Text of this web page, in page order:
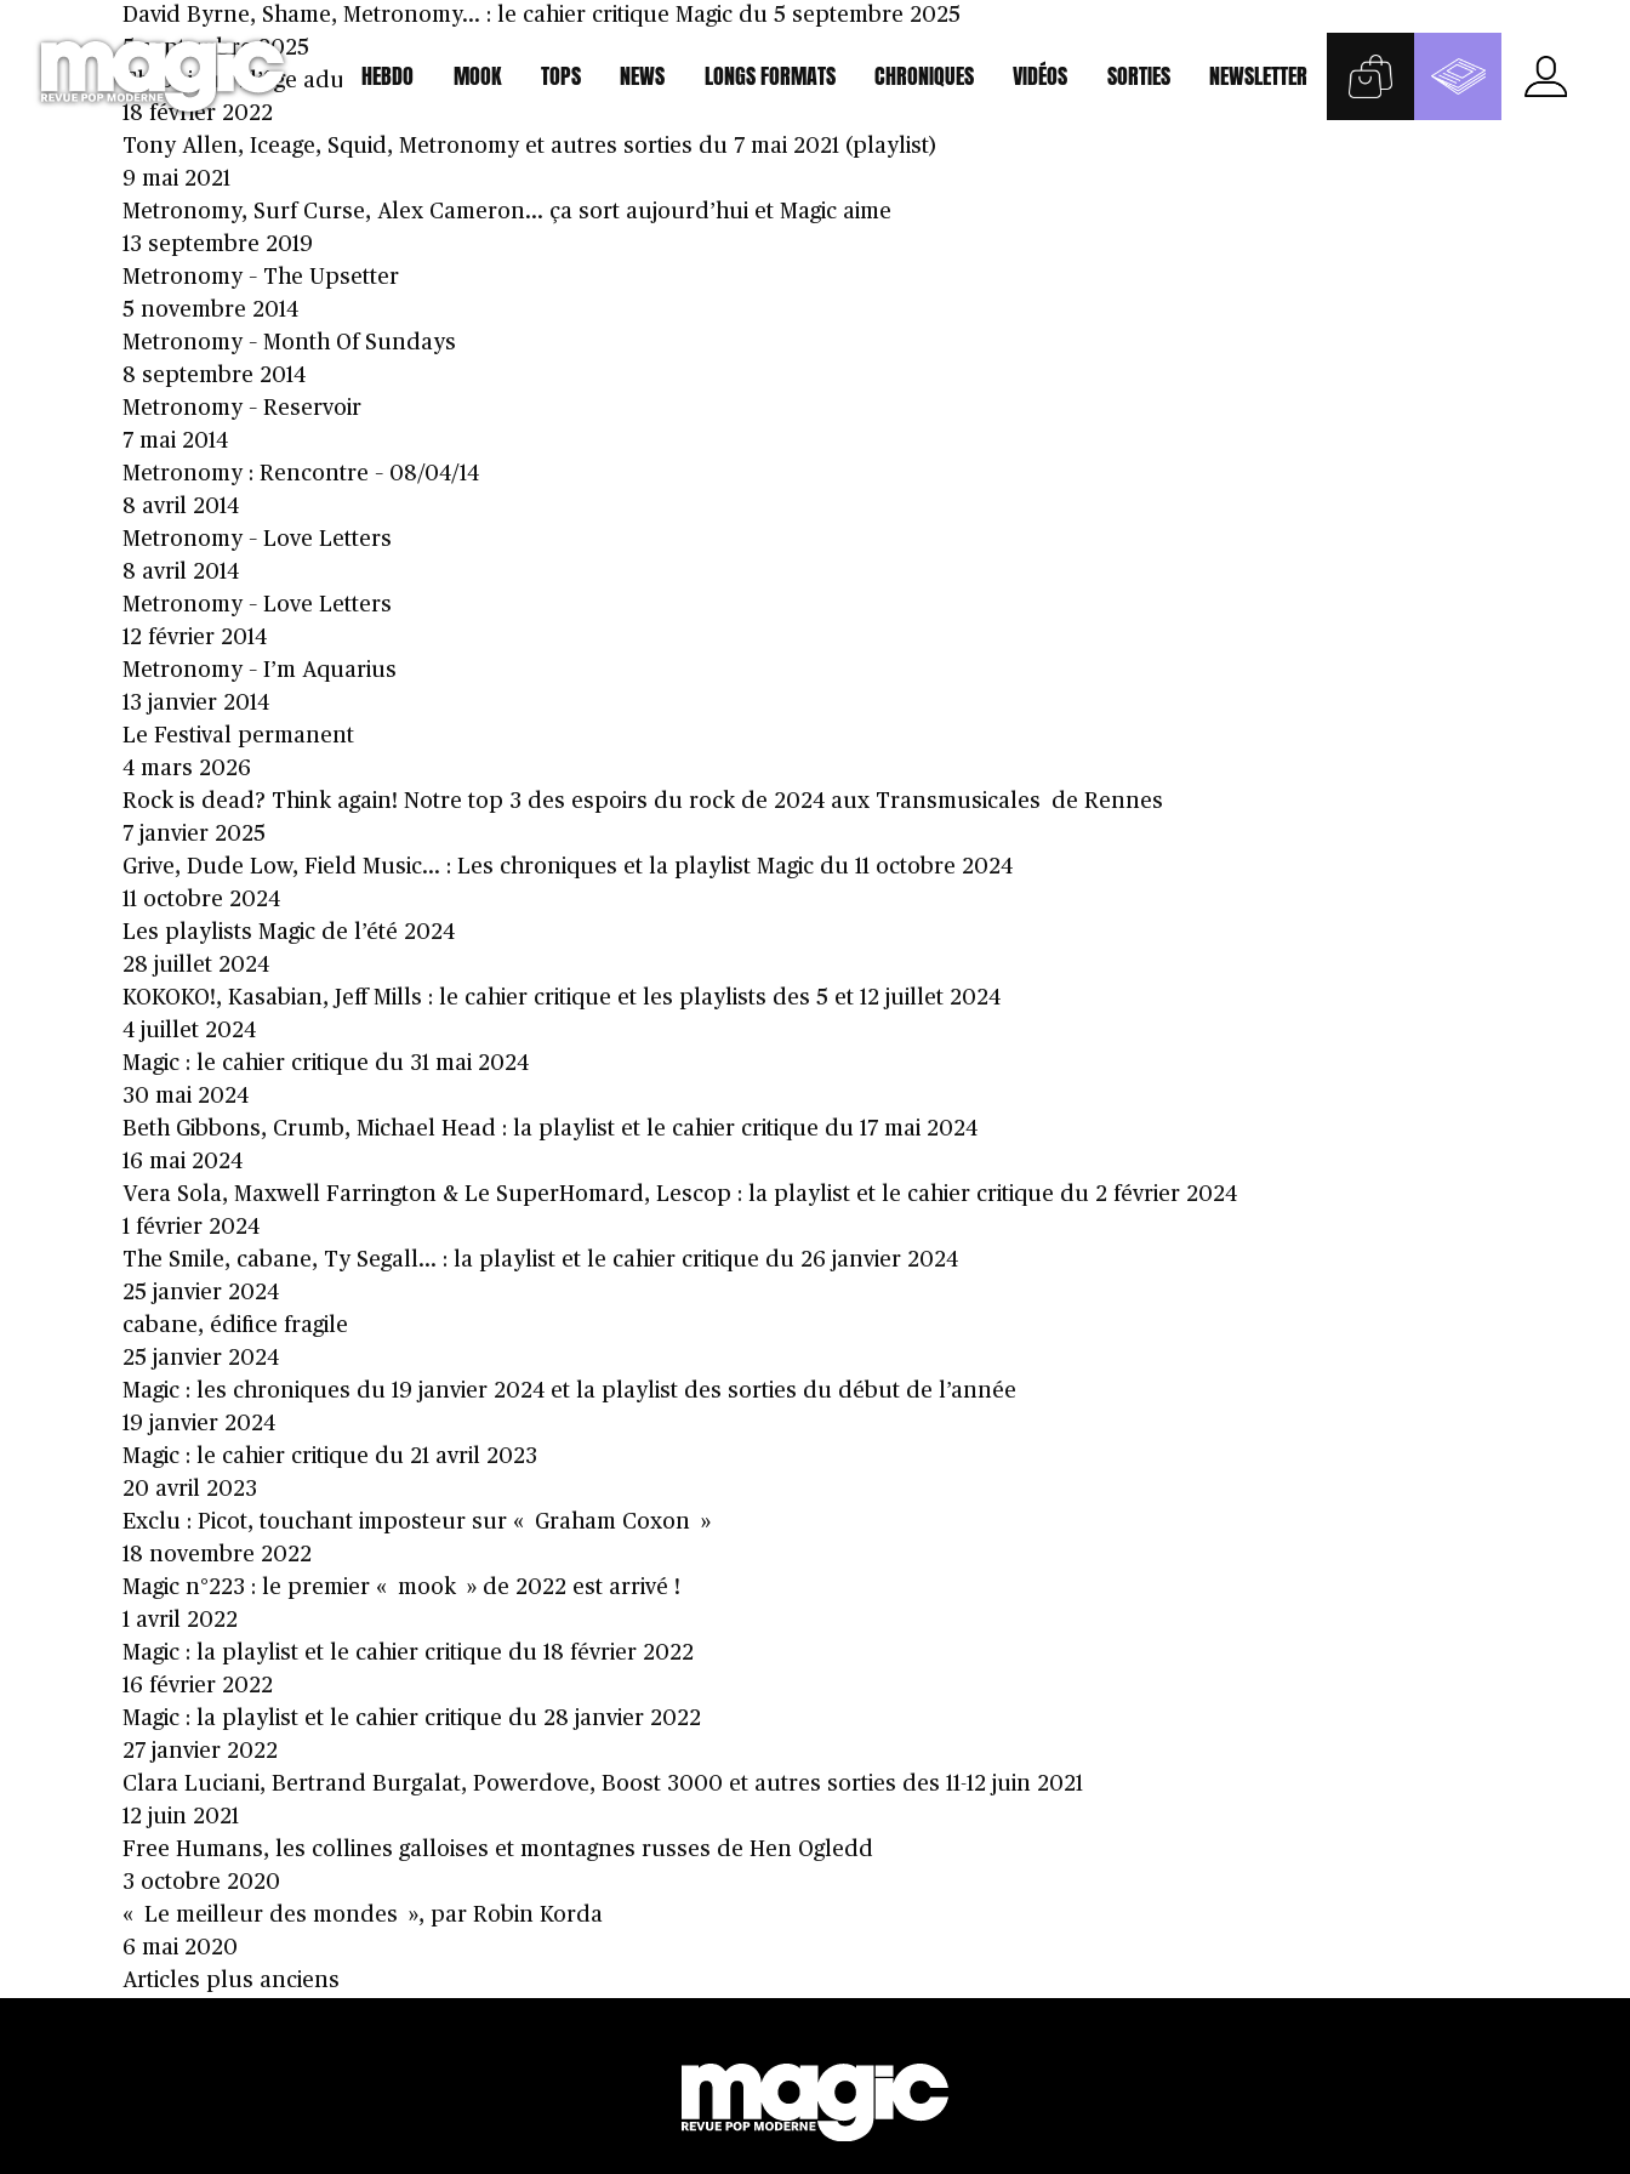
HEBDO MOOK TOPS NEWS LONGS FORMATS CHRONIQUES VIDÉOS SORTIES NEWSLETTER
David Byrne, Shame, Metronomy… : le cahier critique Magic du 5 septembre 2025
5 septembre 2025
Chronique : l’âge adulte de Metronomy
18 février 2022
Tony Allen, Iceage, Squid, Metronomy et autres sorties du 7 mai 2021 (playlist)
9 mai 2021
Metronomy, Surf Curse, Alex Cameron… ça sort aujourd’hui et Magic aime
13 septembre 2019
Metronomy – The Upsetter
5 novembre 2014
Metronomy – Month Of Sundays
8 septembre 2014
Metronomy – Reservoir
7 mai 2014
Metronomy : Rencontre – 08/04/14
8 avril 2014
Metronomy – Love Letters
8 avril 2014
Metronomy – Love Letters
12 février 2014
Metronomy – I’m Aquarius
13 janvier 2014
Le Festival permanent
4 mars 2026
Rock is dead? Think again! Notre top 3 des espoirs du rock de 2024 aux Transmusicales de Rennes
7 janvier 2025
Grive, Dude Low, Field Music… : Les chroniques et la playlist Magic du 11 octobre 2024
11 octobre 2024
Les playlists Magic de l’été 2024
28 juillet 2024
KOKOKO!, Kasabian, Jeff Mills : le cahier critique et les playlists des 5 et 12 juillet 2024
4 juillet 2024
Magic : le cahier critique du 31 mai 2024
30 mai 2024
Beth Gibbons, Crumb, Michael Head : la playlist et le cahier critique du 17 mai 2024
16 mai 2024
Vera Sola, Maxwell Farrington & Le SuperHomard, Lescop : la playlist et le cahier critique du 2 février 2024
1 février 2024
The Smile, cabane, Ty Segall… : la playlist et le cahier critique du 26 janvier 2024
25 janvier 2024
cabane, édifice fragile
25 janvier 2024
Magic : les chroniques du 19 janvier 2024 et la playlist des sorties du début de l’année
19 janvier 2024
Magic : le cahier critique du 21 avril 2023
20 avril 2023
Exclu : Picot, touchant imposteur sur « Graham Coxon »
18 novembre 2022
Magic n°223 : le premier « mook » de 2022 est arrivé !
1 avril 2022
Magic : la playlist et le cahier critique du 18 février 2022
16 février 2022
Magic : la playlist et le cahier critique du 28 janvier 2022
27 janvier 2022
Clara Luciani, Bertrand Burgalat, Powerdove, Boost 3000 et autres sorties des 11-12 juin 2021
12 juin 2021
Free Humans, les collines galloises et montagnes russes de Hen Ogledd
3 octobre 2020
« Le meilleur des mondes », par Robin Korda
6 mai 2020
Navigation
Articles plus anciens